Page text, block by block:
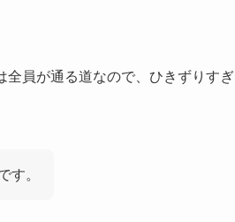
全員が通る道なので、ひきずりすぎ
す。